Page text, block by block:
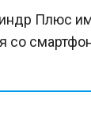
Плюс